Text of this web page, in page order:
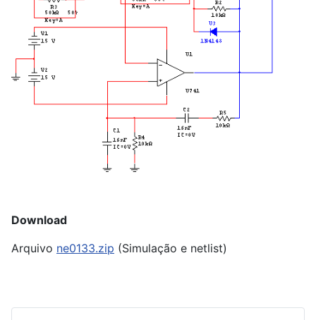
Download
Arquivo ne0133.zip (Simulação e netlist)